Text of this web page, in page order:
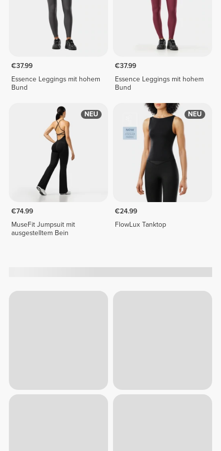
€37.99
Essence Leggings mit hohem
Bund
€37.99
Essence Leggings mit hohem
Bund
NEU
€74.99
MuseFit Jumpsuit mit
ausgestelltem Bein
NEU
€24.99
FlowLux Tanktop